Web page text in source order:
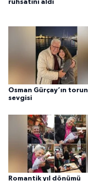
ruhsatını aldı
Osman Gürçay’ın torun
sevgisi
Romantik yıl dönümü